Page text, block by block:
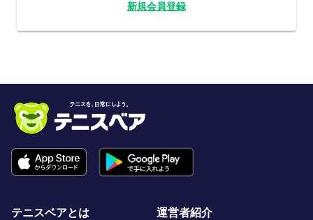
新規会員登録
テニスベアとは 運営者紹介